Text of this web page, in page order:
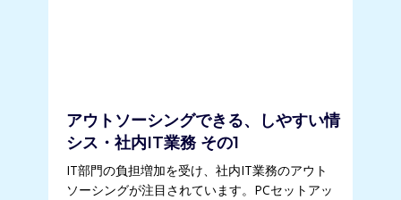
アウトソーシングできる、しやすい情
シス・社内IT業務 その1
IT部門の負担増加を受け、社内IT業務のアウト
ソーシングが注目されています。PCセットアッ